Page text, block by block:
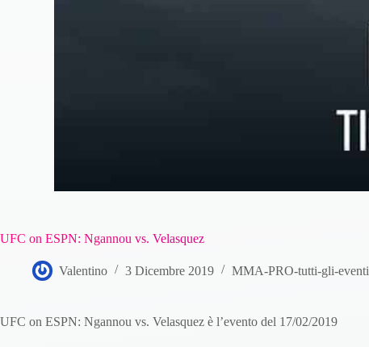
UFC on ESPN: Ngannou vs. Velasquez
Valentino 3 Dicembre 2019 MMA-PRO-tutti-gli-eventi
UFC on ESPN: Ngannou vs. Velasquez è l’evento del 17/02/2019